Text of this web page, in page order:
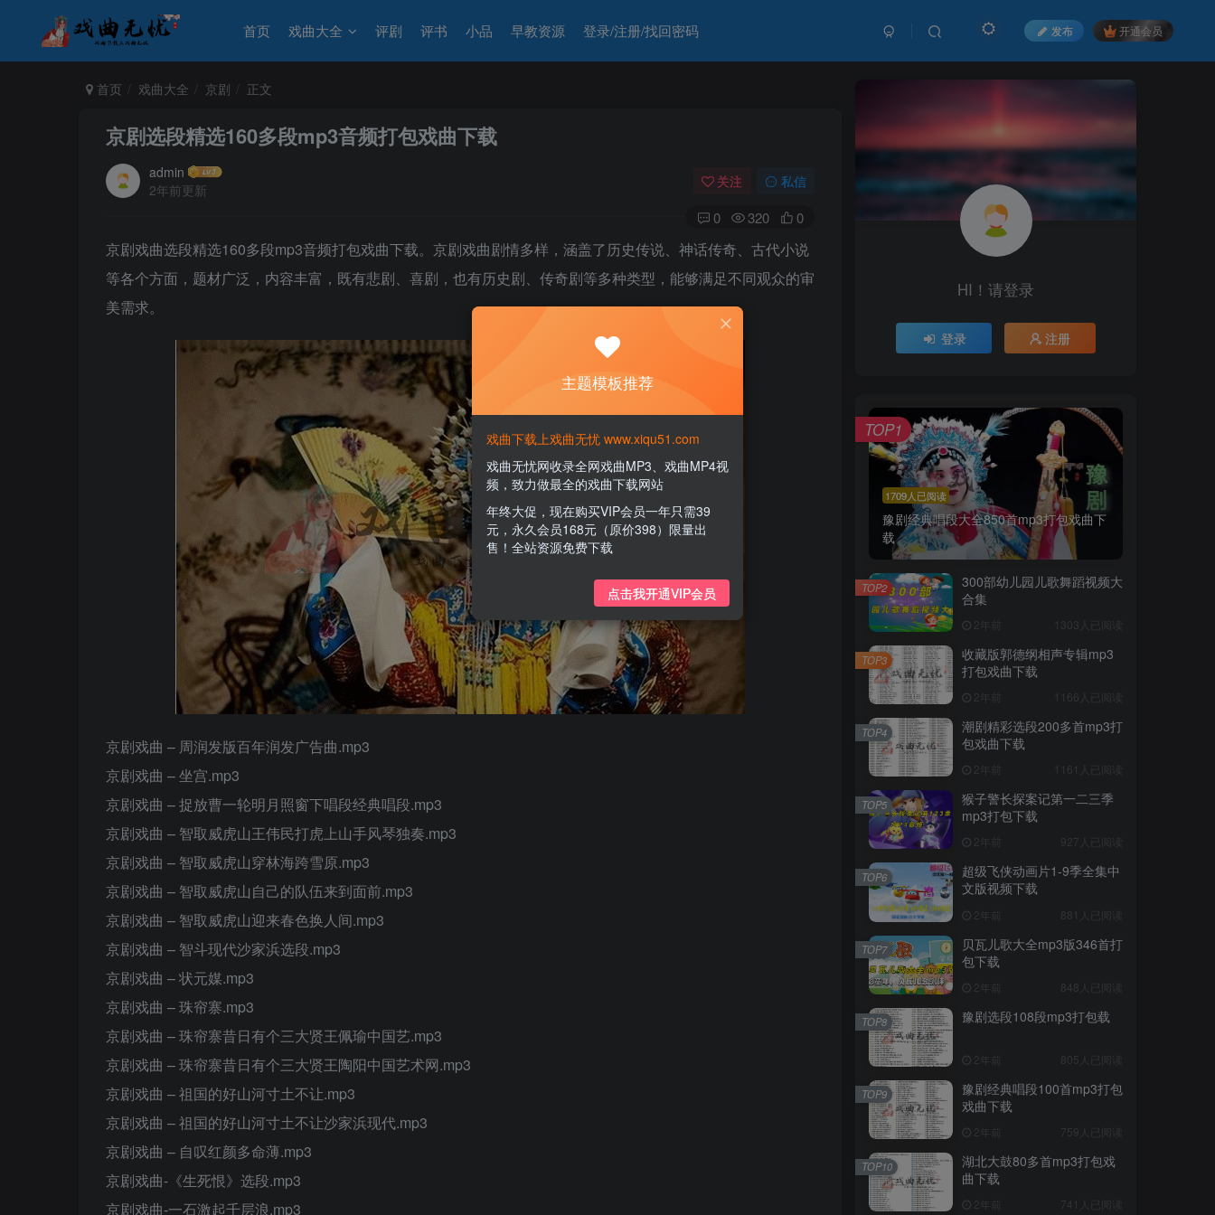
首页 戏曲大全 评剧 评书 小品 早教资源 登录/注册/找回密码 发布 开通会员
首页 戏曲大全 京剧 正文
京剧选段精选160多段mp3音频打包戏曲下载
admin
2年前更新
关注 私信
0 320 0
京剧戏曲选段精选160多段mp3音频打包戏曲下载。京剧戏曲剧情多样，涵盖了历史传说、神话传奇、古代小说
等各个方面，题材广泛，内容丰富，既有悲剧、喜剧，也有历史剧、传奇剧等多种类型，能够满足不同观众的审
美需求。
京剧戏曲 – 周润发版百年润发广告曲.mp3
京剧戏曲 – 坐宫.mp3
京剧戏曲 – 捉放曹一轮明月照窗下唱段经典唱段.mp3
京剧戏曲 – 智取威虎山王伟民打虎上山手风琴独奏.mp3
京剧戏曲 – 智取威虎山穿林海跨雪原.mp3
京剧戏曲 – 智取威虎山自己的队伍来到面前.mp3
京剧戏曲 – 智取威虎山迎来春色换人间.mp3
京剧戏曲 – 智斗现代沙家浜选段.mp3
京剧戏曲 – 状元媒.mp3
京剧戏曲 – 珠帘寨.mp3
京剧戏曲 – 珠帘寨昔日有个三大贤王佩瑜中国艺.mp3
京剧戏曲 – 珠帘寨昔日有个三大贤王陶阳中国艺术网.mp3
京剧戏曲 – 祖国的好山河寸土不让.mp3
京剧戏曲 – 祖国的好山河寸土不让沙家浜现代.mp3
京剧戏曲 – 自叹红颜多命薄.mp3
京剧戏曲-《生死恨》选段.mp3
京剧戏曲-一石激起千层浪.mp3
HI！请登录
登录 注册
1709人已阅读
豫剧经典唱段大全850首mp3打包戏曲下
载
TOP1
300部幼儿园儿歌舞蹈视频大
合集
2年前 1303人已阅读
TOP2
收藏版郭德纲相声专辑mp3
打包戏曲下载
2年前 1166人已阅读
TOP3
潮剧精彩选段200多首mp3打
包戏曲下载
2年前 1161人已阅读
TOP4
猴子警长探案记第一二三季
mp3打包下载
2年前 927人已阅读
TOP5
超级飞侠动画片1-9季全集中
文版视频下载
2年前 881人已阅读
TOP6
贝瓦儿歌大全mp3版346首打
包下载
2年前 848人已阅读
TOP7
豫剧选段108段mp3打包载
2年前 805人已阅读
TOP8
豫剧经典唱段100首mp3打包
戏曲下载
2年前 759人已阅读
TOP9
湖北大鼓80多首mp3打包戏
曲下载
2年前 741人已阅读
TOP10
主题模板推荐
戏曲下载上戏曲无忧 www.xiqu51.com
戏曲无忧网收录全网戏曲MP3、戏曲MP4视
频，致力做最全的戏曲下载网站
年终大促，现在购买VIP会员一年只需39
元，永久会员168元（原价398）限量出
售！全站资源免费下载
点击我开通VIP会员